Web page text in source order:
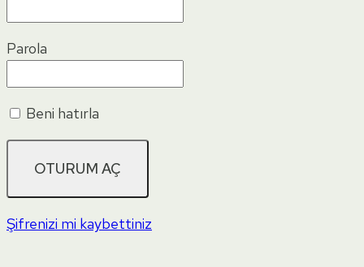
Parola
Beni hatırla
Şifrenizi mi kaybettiniz